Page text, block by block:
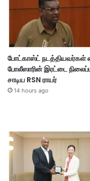
போட்காஸ்ட் நடத்தியவர்கள்
போலீஸாரின் இரட்டை
சாடிய RSN ராயர்
14 hours ago